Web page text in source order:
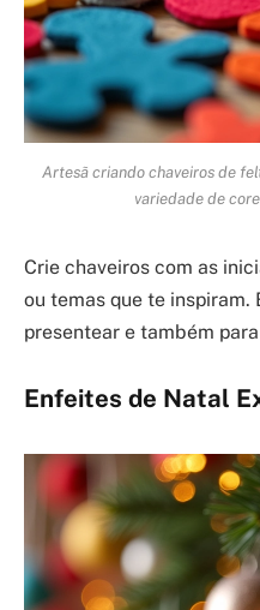
Artesã criando chaveiros de
variedade de
Crie chaveiros com as
ou temas que te inspiram.
presentear e também
Enfeites de Natal